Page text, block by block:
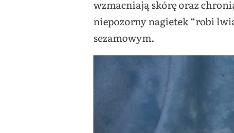
wzmacniają skórę oraz
niepozorny nagietek “robi
sezamowym.